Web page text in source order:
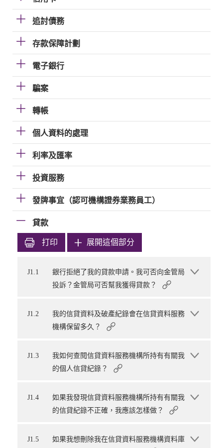
追討債務
存款保障計劃
電子銀行
騙案
轉帳
個人資料的處理
利率及匯率
投資服務
發牌事宜（認可機構證券業務員工）
貸款
打印 展開這個部分
J1.1
銀行拒絕了我的貸款申請。我可否向金管局
投訴？金管局可否幫我獲得貸款？
J1.2
我的信貸資料及破產紀錄會在信貸資料服務
機構保留多久？
J1.3
我如何查閱信貸資料服務機構所持有有關我
的個人信貸紀錄？
J1.4
如果我發現信貸資料服務機構所持有有關我
的信貸紀錄不正確，我應該怎樣做？
J1.5 如果我想刪除我在信貸資料服務機構資料庫